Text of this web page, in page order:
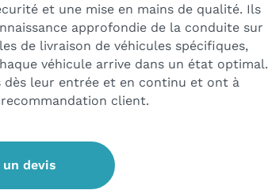
et une mise en mains de qualité. Ils
approfondie de la conduite sur
de livraison de véhicules spécifiques,
véhicule arrive dans un état optimal.
leur entrée et en continu et ont à
client.
un devis